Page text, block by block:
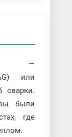
—
или
сварки.
были
где